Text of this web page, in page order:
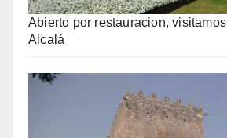
Abierto por restauracion,
Alcalá